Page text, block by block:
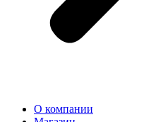
О компании